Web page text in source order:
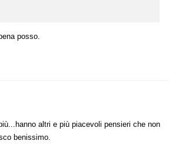
posso.
altri e più piacevoli pensieri che non
benissimo.